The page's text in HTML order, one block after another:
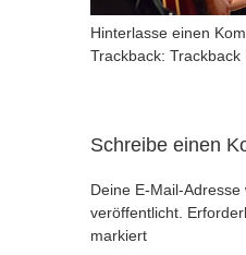
Hinterlasse einen
Trackback: Trackback
Schreibe einen
Deine E-Mail-Adresse
veröffentlicht.
markiert